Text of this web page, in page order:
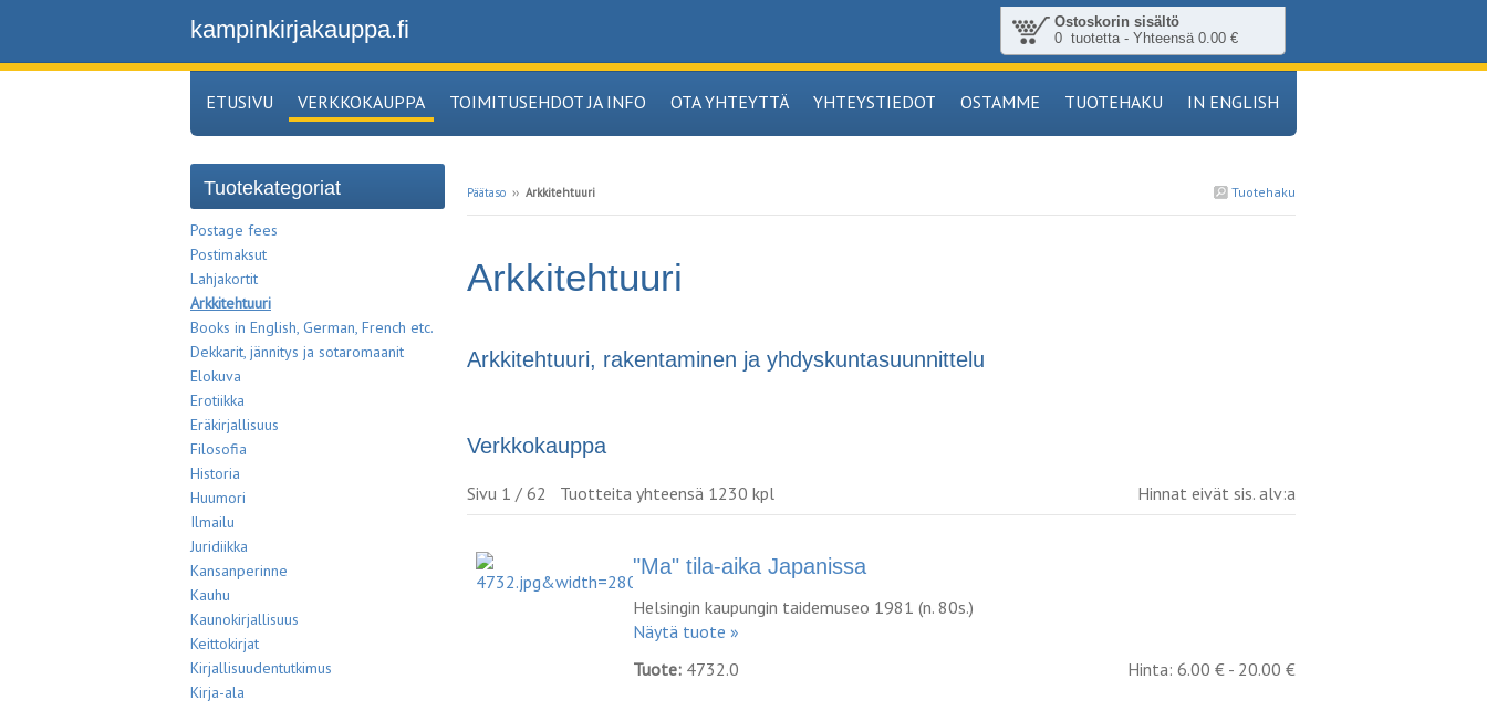
Ostoskorin sisältö
0 tuotetta - Yhteensä 0.00 €
kampinkirjakauppa.fi
ETUSIVU VERKKOKAUPPA TOIMITUSEHDOT JA INFO OTA YHTEYTTÄ YHTEYSTIEDOT OSTAMME TUOTEHAKU IN ENGLISH
Tuotehaku
Päätaso ›› Arkkitehtuuri
Arkkitehtuuri
Arkkitehtuuri, rakentaminen ja yhdyskuntasuunnittelu
Verkkokauppa
Sivu 1 / 62 Tuotteita yhteensä 1230 kpl Hinnat eivät sis. alv:a
"Ma" tila-aika Japanissa
Helsingin kaupungin taidemuseo 1981 (n. 80s.)
Näytä tuote »
Tuote: 4732.0 Hinta: 6.00 € - 20.00 €
Tuotekategoriat
Postage fees
Postimaksut
Lahjakortit
Arkkitehtuuri
Books in English, German, French etc.
Dekkarit, jännitys ja sotaromaanit
Elokuva
Erotiikka
Eräkirjallisuus
Filosofia
Historia
Huumori
Ilmailu
Juridiikka
Kansanperinne
Kauhu
Kaunokirjallisuus
Keittokirjat
Kirjallisuudentutkimus
Kirja-ala